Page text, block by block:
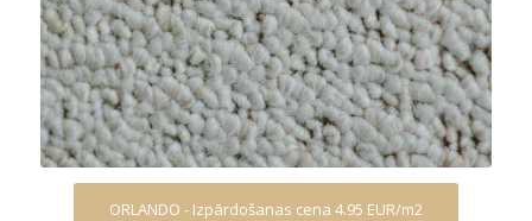
ORLANDO - Izpārdošanas cena 4.95 EUR/m2